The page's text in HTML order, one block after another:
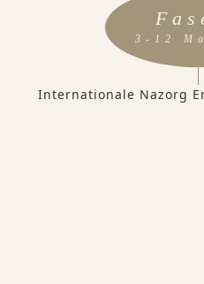
3-12
Internationale Nazorg